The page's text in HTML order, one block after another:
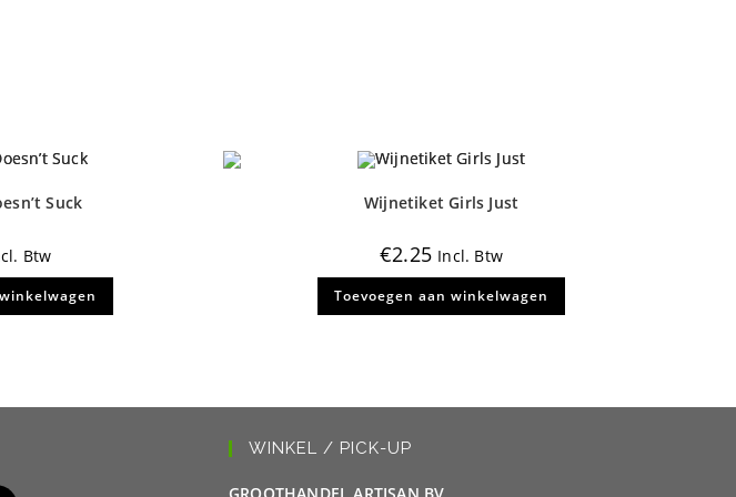
Suck
Btw
Wijnetiket Girls Just
€2.25 Incl. Btw
Toevoegen aan winkelwagen
WINKEL / PICK-UP
GROOTHANDEL ARTISAN BV